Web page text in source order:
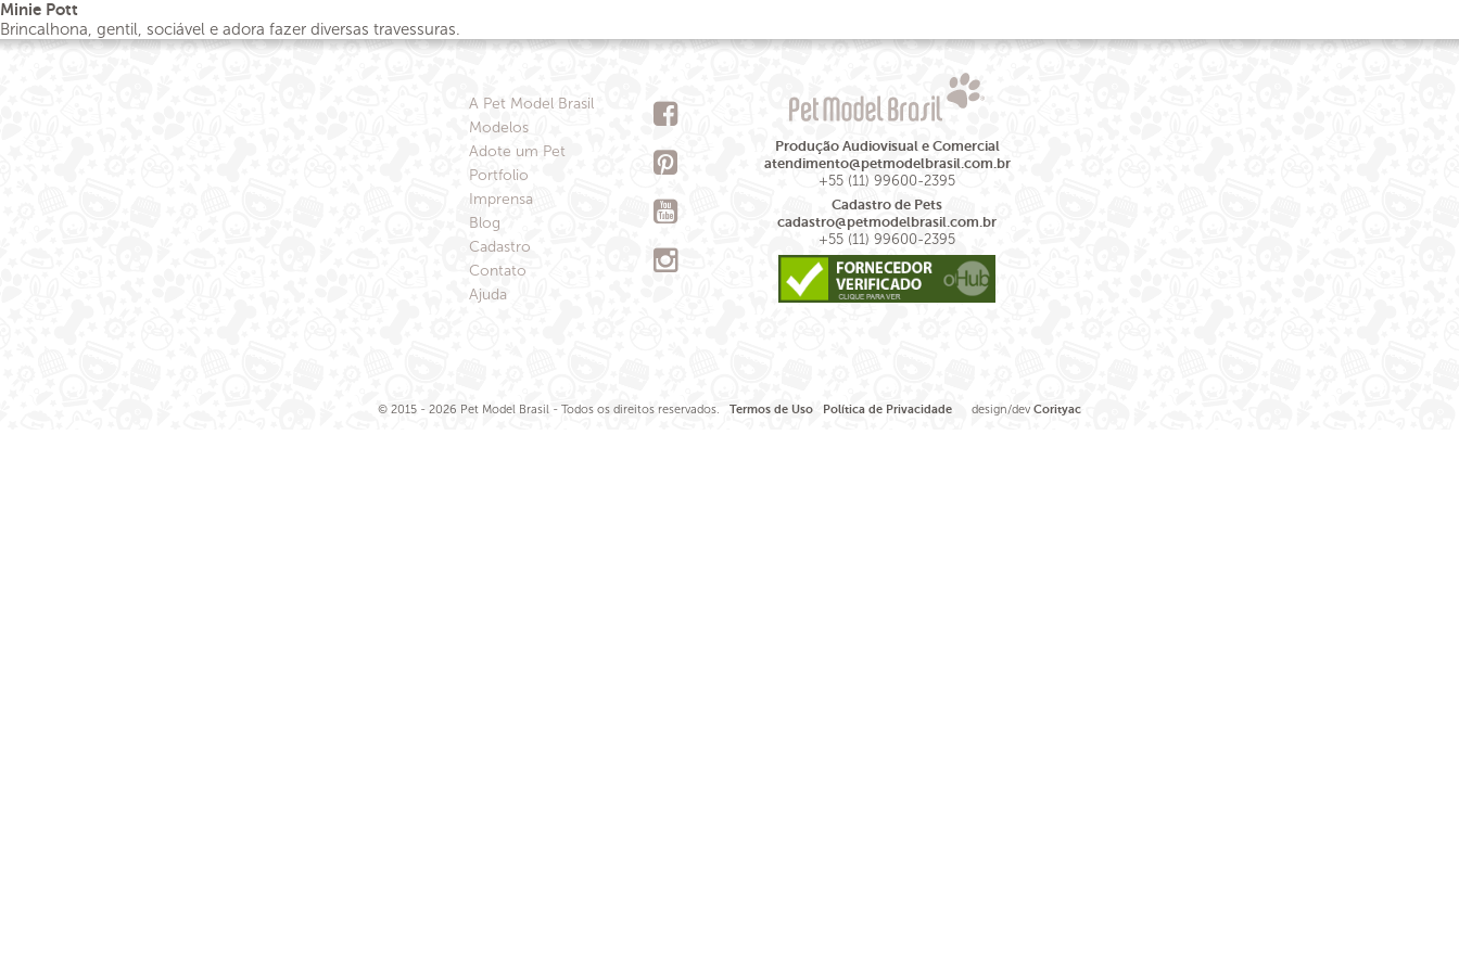
Minie Pott
Brincalhona, gentil, sociável e adora fazer diversas travessuras.
A Pet Model Brasil
Modelos
Adote um Pet
Portfolio
Imprensa
Blog
Cadastro
Contato
Ajuda
Produção Audiovisual e Comercial
atendimento@petmodelbrasil.com.br
+55 (11) 99600-2395
Cadastro de Pets
cadastro@petmodelbrasil.com.br
+55 (11) 99600-2395
© 2015 - 2026 Pet Model Brasil - Todos os direitos reservados. Termos de Uso Política de Privacidade design/dev Corityac